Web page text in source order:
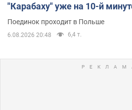
"Карабаху" уже на 10-й
Поединок проходит в Польше
6.08.2026 20:48 6,4 т.